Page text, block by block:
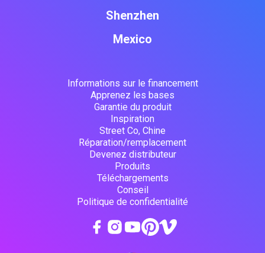
Shenzhen
Mexico
Informations sur le financement
Apprenez les bases
Garantie du produit
Inspiration
Street Co, Chine
Réparation/remplacement
Devenez distributeur
Produits
Téléchargements
Conseil
Politique de confidentialité